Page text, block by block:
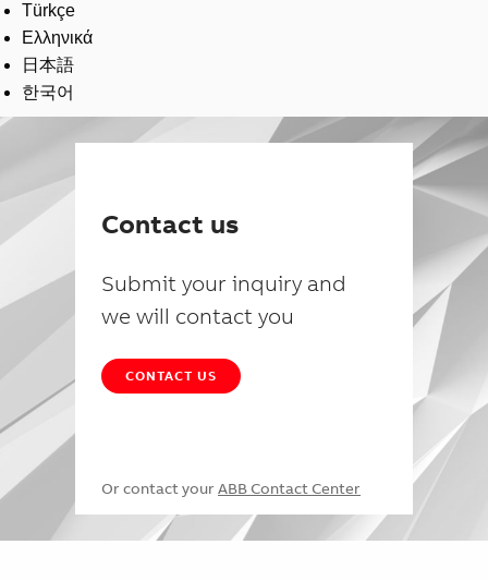
Türkçe
Ελληνικά
日本語
한국어
Contact us
Submit your inquiry and
we will contact you
CONTACT US
Or contact your ABB Contact Center